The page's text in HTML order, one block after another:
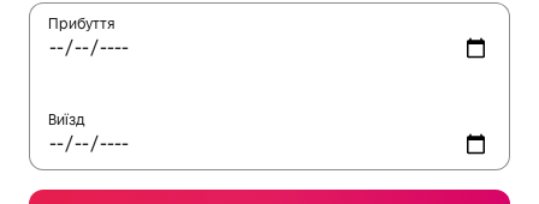
Прибуття
Виїзд